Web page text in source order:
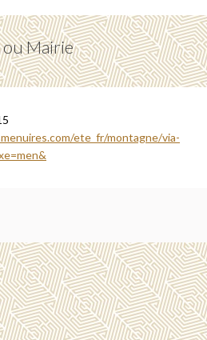
Mairie
ete_fr/montagne/via-